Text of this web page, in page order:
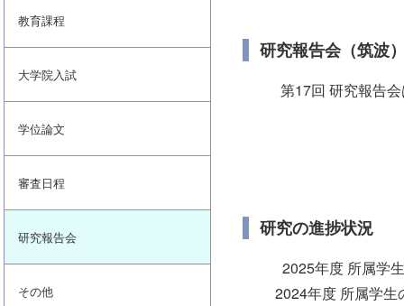
研究報告会（筑波
第17回 研究報告
研究の進捗状況
2025年度 所属学
2024年度 所属学生
教育課程
大学院入試
学位論文
審査日程
研究報告会
その他